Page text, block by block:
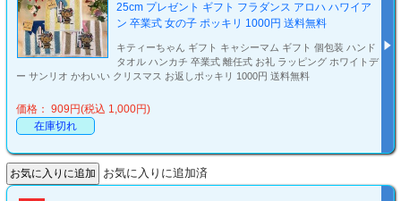
25cm プレゼント ギフト フラダンス アロハ ハワイア
ン 卒業式 女の子 ポッキリ 1000円 送料無料
キティーちゃん ギフト キャシーマム ギフト 個包装 ハンド
タオル ハンカチ 卒業式 離任式 お礼 ラッピング ホワイトデ
ー サンリオ かわいい クリスマス お返しポッキリ 1000円 送料無料
価格： 909円(税込 1,000円)
在庫切れ
お気に入りに追加済